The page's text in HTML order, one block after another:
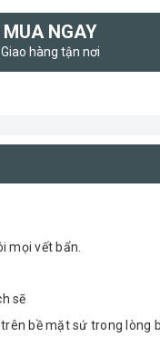
MUA NGAY
Giao hàng tận nơi
mọi vết bẩn.
sẽ
bề mặt sứ trong